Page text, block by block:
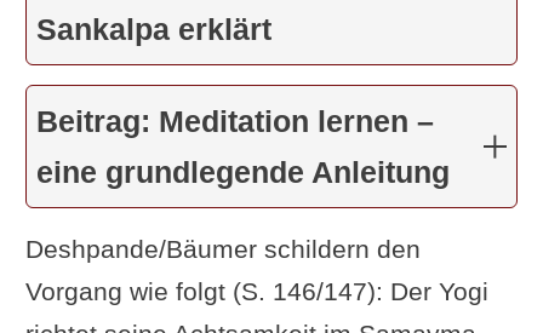
Sankalpa erklärt
Beitrag: Meditation lernen –
eine grundlegende Anleitung
Deshpande/Bäumer schildern den
Vorgang wie folgt (S. 146/147): Der Yogi